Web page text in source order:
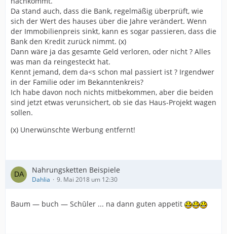
Da stand auch, dass die Bank, regelmäßig überprüft, wie
sich der Wert des hauses über die Jahre verändert. Wenn
der Immobilienpreis sinkt, kann es sogar passieren, dass die
Bank den Kredit zurück nimmt. (x)
Dann wäre ja das gesamte Geld verloren, oder nicht ? Alles
was man da reingesteckt hat.
Kennt jemand, dem da<s schon mal passiert ist ? Irgendwer
in der Familie oder im Bekanntenkreis?
Ich habe davon noch nichts mitbekommen, aber die beiden
sind jetzt etwas verunsichert, ob sie das Haus-Projekt wagen
sollen.
(x) Unerwünschte Werbung entfernt!
Nahrungsketten Beispiele
Dahlia 9. Mai 2018 um 12:30
Baum — buch — Schūler ... na dann guten appetit